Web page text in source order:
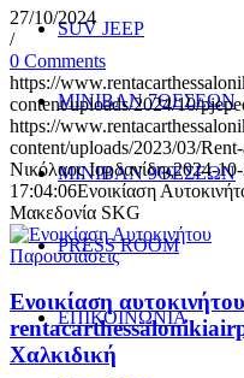
SUV JEEP
ΜΙΝΙΒΑΝ 7ΘΕΣΕΩΝ
ΜΙΝΙΒΑΝ 9ΘΕΣΕΩΝ
PRESS ROOM
ΕΠΙΚΟΙΝΩΝΙΑ
27/10/2024
/
0 Comments
https://
content/uploads/2024/10/
https://
content/uploads/2023/03/
Νικόλαος Ιορδανίδης2024-
17:04:06Ενοικίαση
Μακεδονία SKG
Παρουσιάσεις
Ενοικίαση
Χαλκιδική